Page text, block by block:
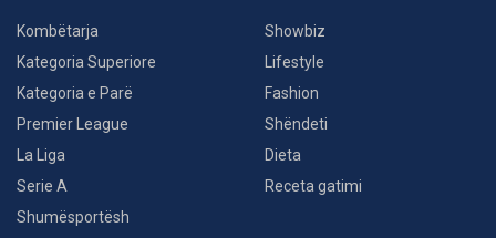
Kombëtarja
Kategoria Superiore
Kategoria e Parë
Premier League
La Liga
Serie A
Shumësportësh
Showbiz
Lifestyle
Fashion
Shëndeti
Dieta
Receta gatimi